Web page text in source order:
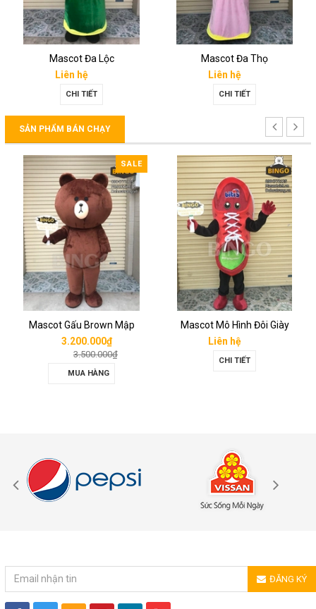
Mascot Đa Lộc
Liên hệ
CHI TIẾT
Mascot Đa Thọ
Liên hệ
CHI TIẾT
SẢN PHẨM BÁN CHẠY
SALE
Mascot Gấu Brown Mập
3.200.000₫
3.500.000₫
MUA HÀNG
Mascot Mô Hình Đôi Giày
Liên hệ
CHI TIẾT
ĐĂNG KÝ